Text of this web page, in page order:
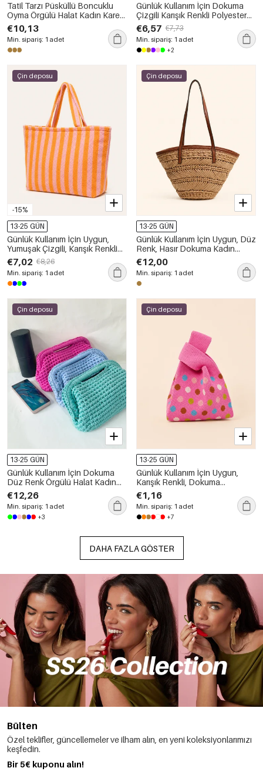
Tatil Tarzı Püsküllü Boncuklu
Oyma Örgülü Halat Kadın Kare
Çanta
€10,13
Min. sipariş: 1 adet
Günlük Kullanım İçin Dokuma
Çizgili Karışık Renkli Polyester
Kadın El Çantası
€6,57 €7,73
Min. sipariş: 1 adet
+2
-15%
Çin deposu
13-25 GÜN
Günlük Kullanım İçin Uygun,
Yumuşak Çizgili, Karışık Renkli
Havlu Kumaştan Kadın Kare
Çanta
€7,02 €8,26
Min. sipariş: 1 adet
Çin deposu
13-25 GÜN
Günlük Kullanım İçin Uygun, Düz
Renk, Hasır Dokuma Kadın
Trapez Çanta
€12,00
Min. sipariş: 1 adet
Çin deposu
13-25 GÜN
Günlük Kullanım İçin Dokuma
Düz Renk Örgülü Halat Kadın
Yastık Çantası
€12,26
Min. sipariş: 1 adet
+3
Çin deposu
13-25 GÜN
Günlük Kullanım İçin Uygun,
Karışık Renkli, Dokuma
Puantiyeli Polyester Kadın Kare
Çanta
€1,16
Min. sipariş: 1 adet
+7
DAHA FAZLA GÖSTER
Bülten
Özel teklifler, güncellemeler ve ilham alın, en yeni koleksiyonlarımızı
keşfedin.
Bir 5€ kuponu alın!